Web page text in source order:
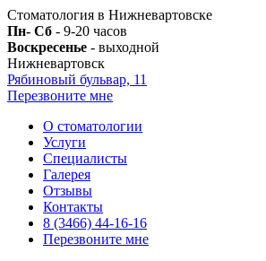
Стоматология в Нижневартовске
Пн- Сб - 9-20 часов
Воскресенье - выходной
Нижневартовск
Рябиновый бульвар, 11
Перезвоните мне
О стоматологии
Услуги
Специалисты
Галерея
Отзывы
Контакты
8 (3466) 44-16-16
Перезвоните мне